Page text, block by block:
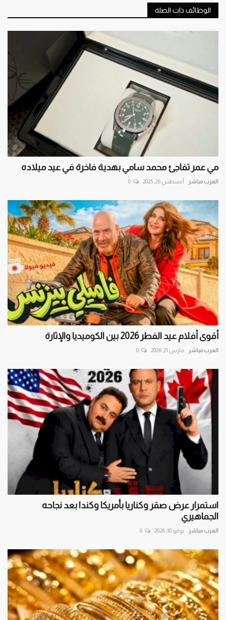
الوظائف ذات الصلة
مي عمر تفاجئ محمد سامي بهدية فاخرة في عيد ميلاده
العرب مباشر أغسطس 26, 2025 0
أقوى أفلام عيد الفطر 2026 بين الكوميديا والإثارة
العرب مباشر مارس 21, 2026 0
استمرار عرض صقر وكناريا بأمريكا وكندا بعد نجاحه
الجماهيري
العرب مباشر يوليو 18, 2026 0